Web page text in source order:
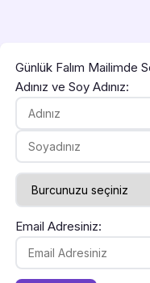
Günlük Falım Mailimde
Adınız ve Soy Adınız:
Email Adresiniz: